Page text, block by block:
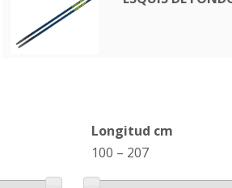
Longitud cm
100 – 207